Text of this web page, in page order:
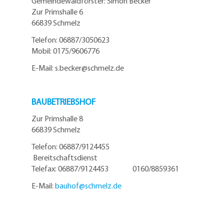
Zur Primshalle 6
66839 Schmelz
Telefon: 06887/3050623
Mobil: 0175/9606776
E-Mail: s.becker@schmelz.de
BAUBETRIEBSHOF
Zur Primshalle 8
66839 Schmelz
Telefon: 06887/9124455
Bereitschaftsdienst
Telefax: 06887/9124453 0160/8859361
E-Mail: bauhof@schmelz.de